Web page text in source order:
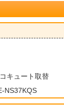
キュート取替
NS37KQS